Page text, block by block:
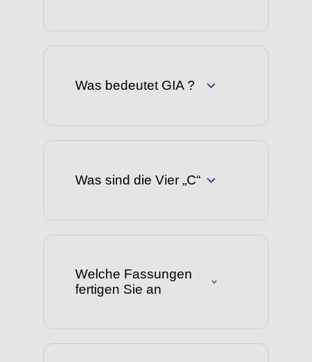
Was bedeutet GIA ?
Was sind die Vier „C“
Welche Fassungen
fertigen Sie an